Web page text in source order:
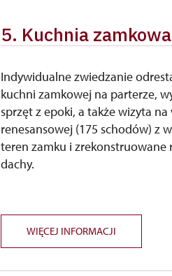
5. Kuchnia
Indywidualne zwiedzanie
kuchni zamkowej na parterze,
sprzęt z epoki, a także wizyta na
renesansowej (175 schodów) z
teren zamku i zrekonstruowane
dachy.
WIĘCEJ INFORMACJI